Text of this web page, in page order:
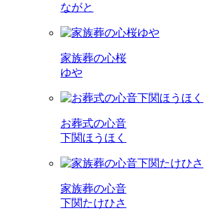
ながと
家族葬の心桜
ゆや
お葬式の心音
下関ほうほく
家族葬の心音
下関たけひさ